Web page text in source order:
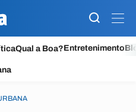
Qual a Boa?Entretenimento